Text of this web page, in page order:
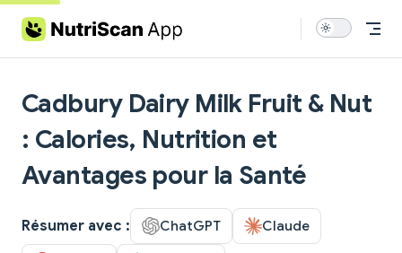
Skip to content
Cadbury Dairy Milk Fruit & Nut
: Calories, Nutrition et
Avantages pour la Santé
Résumer avec : ChatGPT Claude